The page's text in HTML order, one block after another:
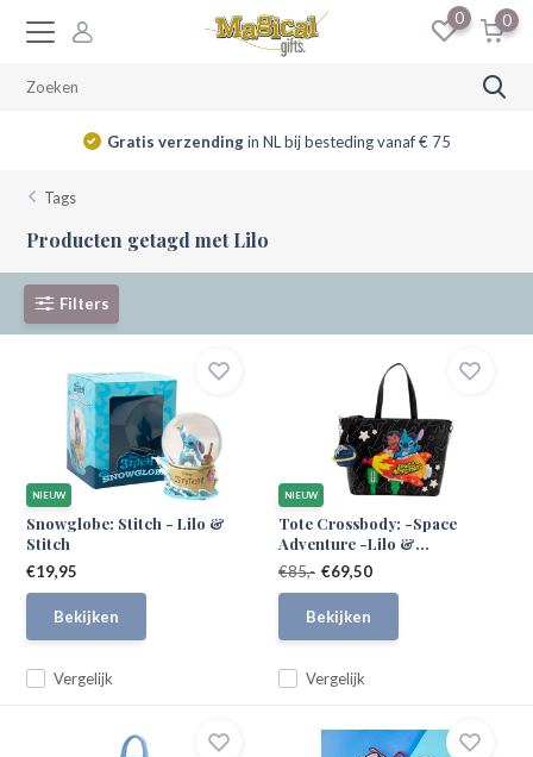
0 0
Gratis verzendingin NL bij besteding vanaf € 75
Tags
Producten getagd met Lilo
Filters
NIEUW
Snowglobe: Stitch - Lilo &
Stitch
Vergelijk
€19,95
Bekijken
NIEUW
Tote Crossbody: -Space
Adventure -Lilo &...
Vergelijk
€85,- €69,50
Bekijken